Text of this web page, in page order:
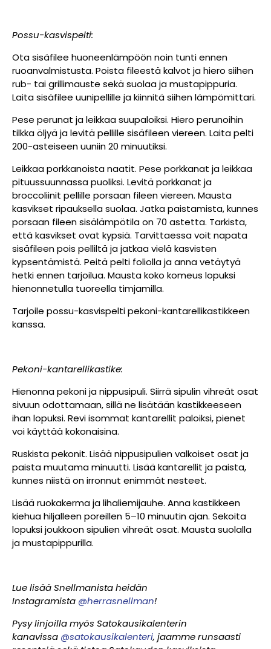
Possu-kasvispelti:
Ota sisäfilee huoneenlämpöön noin tunti ennen
ruoanvalmistusta. Poista fileestä kalvot ja hiero siihen
rub- tai grillimauste sekä suolaa ja mustapippuria.
Laita sisäfilee uunipellille ja kiinnitä siihen lämpömittari.
Pese perunat ja leikkaa suupaloiksi. Hiero perunoihin
tilkka öljyä ja levitä pellille sisäfileen viereen. Laita pelti
200-asteiseen uuniin 20 minuutiksi.
Leikkaa porkkanoista naatit. Pese porkkanat ja leikkaa
pituussuunnassa puoliksi. Levitä porkkanat ja
broccoliinit pellille porsaan fileen viereen. Mausta
kasvikset ripauksella suolaa. Jatka paistamista, kunnes
porsaan fileen sisälämpötila on 70 astetta. Tarkista,
että kasvikset ovat kypsiä. Tarvittaessa voit napata
sisäfileen pois pelliltä ja jatkaa vielä kasvisten
kypsentämistä. Peitä pelti foliolla ja anna vetäytyä
hetki ennen tarjoilua. Mausta koko komeus lopuksi
hienonnetulla tuoreella timjamilla.
Tarjoile possu-kasvispelti pekoni-kantarellikastikkeen
kanssa.
Pekoni-kantarellikastike:
Hienonna pekoni ja nippusipuli. Siirrä sipulin vihreät osat
sivuun odottamaan, sillä ne lisätään kastikkeeseen
ihan lopuksi. Revi isommat kantarellit paloiksi, pienet
voi käyttää kokonaisina.
Ruskista pekonit. Lisää nippusipulien valkoiset osat ja
paista muutama minuutti. Lisää kantarellit ja paista,
kunnes niistä on irronnut enimmät nesteet.
Lisää ruokakerma ja lihaliemijauhe. Anna kastikkeen
kiehua hiljalleen poreillen 5–10 minuutin ajan. Sekoita
lopuksi joukkoon sipulien vihreät osat. Mausta suolalla
ja mustapippurilla.
Lue lisää Snellmanista heidän
Instagramista @herrasnellman!
Pysy linjoilla myös Satokausikalenterin
kanavissa @satokausikalenteri, jaamme runsaasti